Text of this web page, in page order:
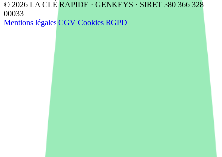
© 2026 LA CLÉ RAPIDE · GENKEYS · SIRET 380 366 328
00033
Mentions légales CGV Cookies RGPD